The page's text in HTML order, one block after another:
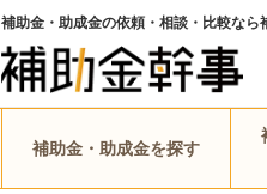
補助金・助成金の依頼・相談・比較なら
補助金・助成金を探す